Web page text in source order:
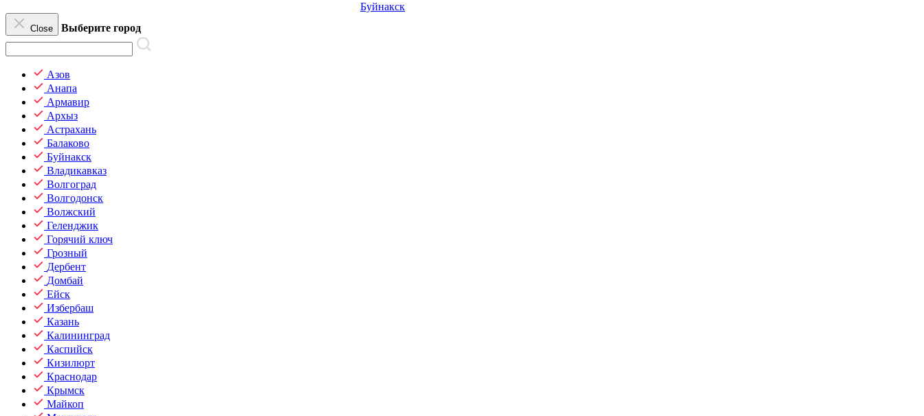
Буйнакск
Close Выберите город
Азов
Анапа
Армавир
Архыз
Астрахань
Балаково
Буйнакск
Владикавказ
Волгоград
Волгодонск
Волжский
Геленджик
Горячий ключ
Грозный
Дербент
Домбай
Ейск
Избербаш
Казань
Калининград
Каспийск
Кизилюрт
Краснодар
Крымск
Майкоп